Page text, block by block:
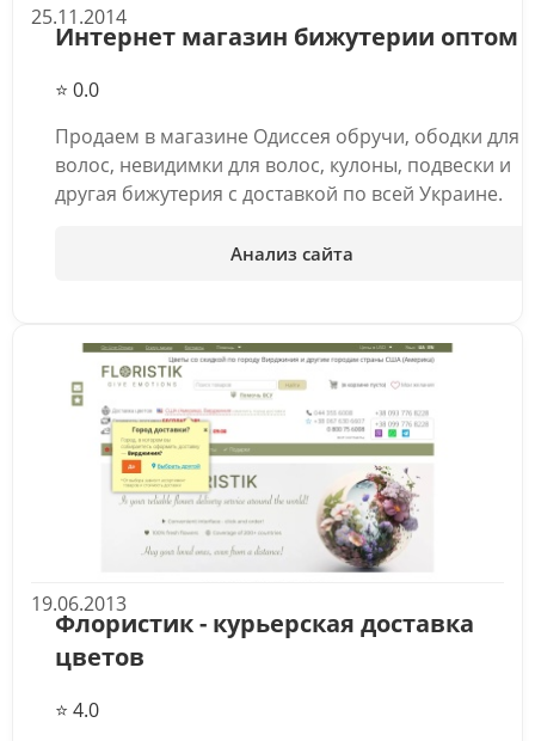
25.11.2014
Интернет магазин бижутерии оптом
⭐ 0.0
Продаем в магазине Одиссея обручи, ободки для
волос, невидимки для волос, кулоны, подвески и
другая бижутерия с доставкой по всей Украине.
Анализ сайта
19.06.2013
Флористик - курьерская доставка
цветов
⭐ 4.0